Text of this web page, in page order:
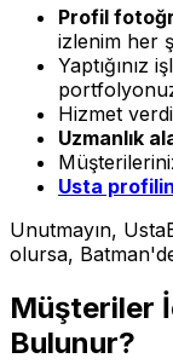
Profil
izlenim her
Yaptığınız
Hizmet
Uzmanlık
Usta
Unutmayın,
olursa,
Müşteriler
Bulunur?